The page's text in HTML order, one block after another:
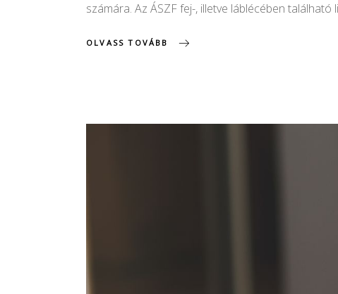
számára. Az ÁSZF fej-, illetve láblécében található
OLVASS TOVÁBB